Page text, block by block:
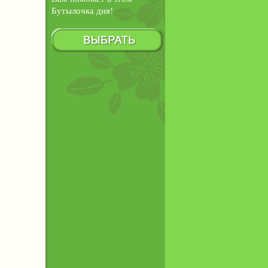
Бутылочка дня!